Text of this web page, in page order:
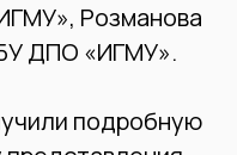
Розманова
ДПО «ИГМУ».
подробную